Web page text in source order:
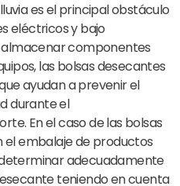
es el principal obstáculo
eléctricos y bajo
almacenar componentes
las bolsas desecantes
ayudan a prevenir el
durante el
En el caso de las bolsas
el embalaje de productos
adecuadamente
teniendo en cuenta